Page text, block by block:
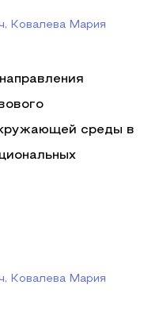
Ковалева Мария
среды в
Ковалева Мария